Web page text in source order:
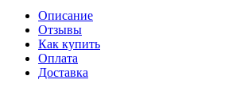
Описание
Отзывы
Как купить
Оплата
Доставка